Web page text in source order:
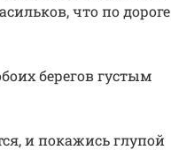
что по дороге
берегов густым
и покажись глупой